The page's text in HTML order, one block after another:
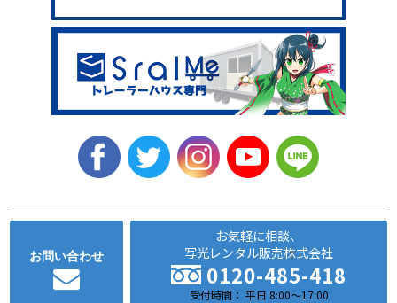
お問い合わせ
お気軽に相談、
写光レンタル販売株式会社
0120-485-418
受付時間： 平日 8:00～17:00